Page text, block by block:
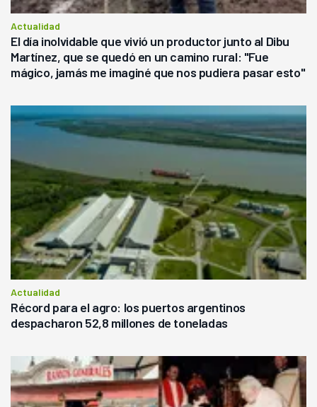
Actualidad
El día inolvidable que vivió un productor junto al Dibu
Martínez, que se quedó en un camino rural: "Fue
mágico, jamás me imaginé que nos pudiera pasar esto"
Actualidad
Récord para el agro: los puertos argentinos
despacharon 52,8 millones de toneladas